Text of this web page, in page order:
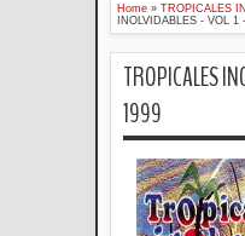
Home » TROPICALES
INOLVIDABLES - VOL 1
TROPICALES
1999